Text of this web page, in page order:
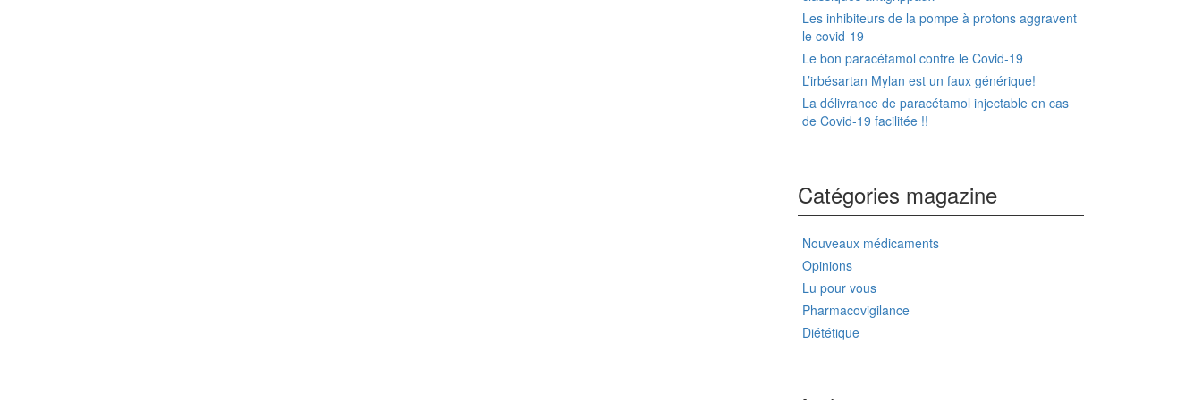
Les inhibiteurs de la pompe à protons aggravent
le covid-19
Le bon paracétamol contre le Covid-19
L’irbésartan Mylan est un faux générique!
La délivrance de paracétamol injectable en cas
de Covid-19 facilitée !!
Catégories magazine
Nouveaux médicaments
Opinions
Lu pour vous
Pharmacovigilance
Diététique